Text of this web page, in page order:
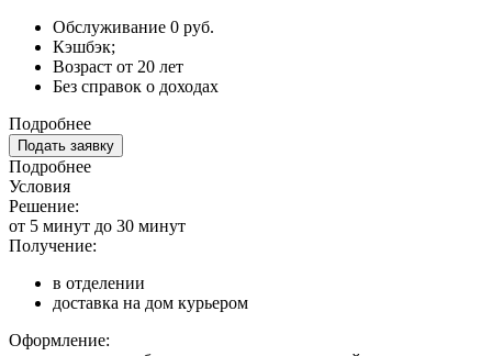
Обслуживание 0 руб.
Кэшбэк;
Возраст от 20 лет
Без справок о доходах
Подробнее
Подать заявку
Подробнее
Условия
Решение:
от 5 минут до 30 минут
Получение:
в отделении
доставка на дом курьером
Оформление: